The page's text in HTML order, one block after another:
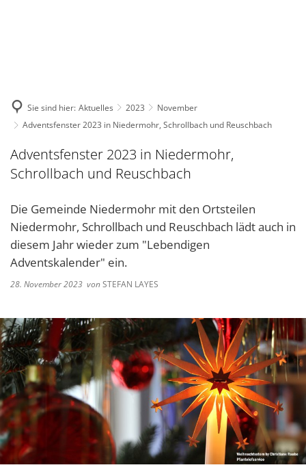
Sie sind hier: Aktuelles 2023
November
Adventsfenster 2023 in Niedermohr, Schrollbach und Reuschbach
Adventsfenster 2023 in Niedermohr,
Schrollbach und Reuschbach
Die Gemeinde Niedermohr mit den Ortsteilen
Niedermohr, Schrollbach und Reuschbach lädt auch in
diesem Jahr wieder zum "Lebendigen
Adventskalender" ein.
28. November 2023 vonSTEFAN LAYES